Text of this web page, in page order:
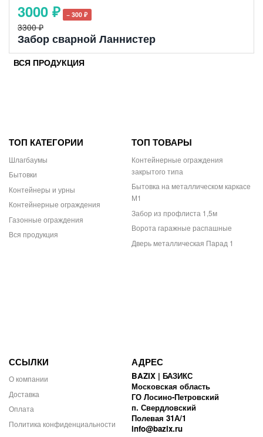
3000 ₽ − 300 ₽
3300 ₽
Забор сварной Ланнистер
ВСЯ ПРОДУКЦИЯ
ТОП КАТЕГОРИИ
Шлагбаумы
Бытовки
Контейнеры и урны
Контейнерные ограждения
Газонные ограждения
Вся продукция
ТОП ТОВАРЫ
Контейнерные ограждения
закрытого типа
Бытовка на металлическом каркасе
М1
Забор из профлиста 1,5м
Ворота гаражные распашные
Дверь металлическая Парад 1
ССЫЛКИ
О компании
Доставка
Оплата
Политика конфиденциальности
АДРЕС
BAZIX | БАЗИКС
Московская область
ГО Лосино-Петровский
п. Свердловский
Полевая 31А/1
info@bazix.ru